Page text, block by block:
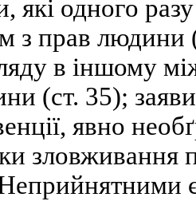
які одного
з прав людини
в іншому
(ст. 35);
явно
зловживання